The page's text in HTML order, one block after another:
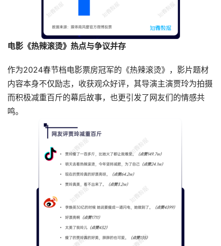
电影《热辣滚烫》热点与争议并存
作为2024春节档电影票房冠军的《热辣滚烫》，影片题材
内容本身不仅励志，收获观众好评，其导演主演贾玲为拍摄
而积极减重百斤的幕后故事，也更引发了网友们的情感共
鸣。